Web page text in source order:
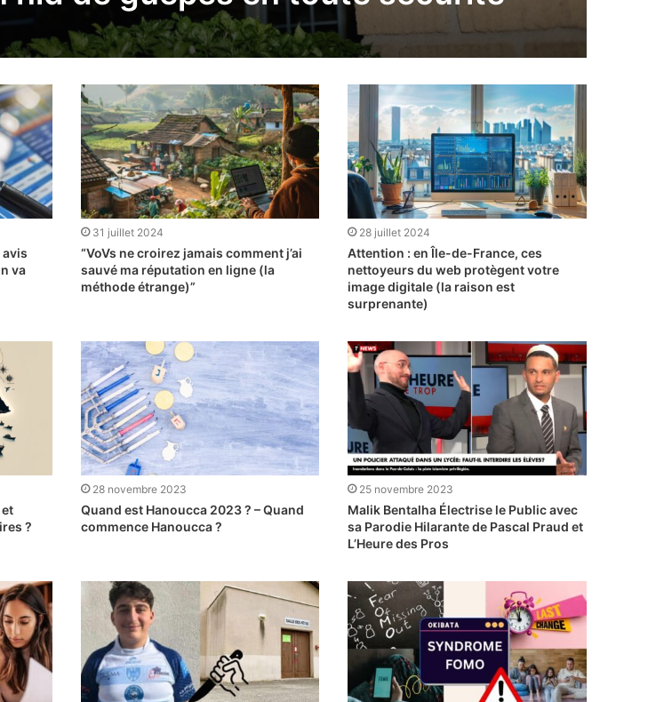
va
31 juillet 2024
“VoVs ne croirez jamais comment j’ai
sauvé ma réputation en ligne (la
méthode étrange)”
28 juillet 2024
Attention : en Île-de-France, ces
nettoyeurs du web protègent votre
image digitale (la raison est
surprenante)
?
28 novembre 2023
Quand est Hanoucca 2023 ? – Quand
commence Hanoucca ?
25 novembre 2023
Malik Bentalha Électrise le Public avec
sa Parodie Hilarante de Pascal Praud et
L’Heure des Pros